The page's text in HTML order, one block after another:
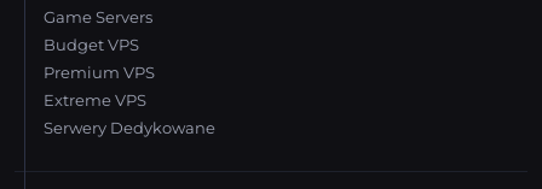
Game Servers
Budget VPS
Premium VPS
Extreme VPS
Serwery Dedykowane